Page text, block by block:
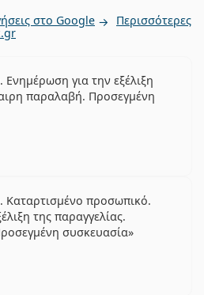
στο Google Περισσότερες
για την εξέλιξη
παραλαβή. Προσεγμένη
Καταρτισμένο προσωπικό.
της παραγγελίας.
συσκευασία